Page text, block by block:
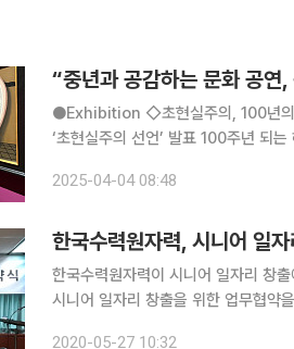
“중년과 공감하는 문화 공
●Exhibition ◇초현실주의, 100년의 환상 일정 5월 11일까지 장소 경주예술의전당 알천미술관
‘초현실주의 선언’ 발표 100주년 되
미로, 마르셀 뒤샹, 알베르토 자코메티
2025-04-04 08:48
한국수력원자력, 시니어 일
한국수력원자력이 시니어 일자리 창
시니어 일자리 창출을 위한 업무협약
2020-05-27 10:32